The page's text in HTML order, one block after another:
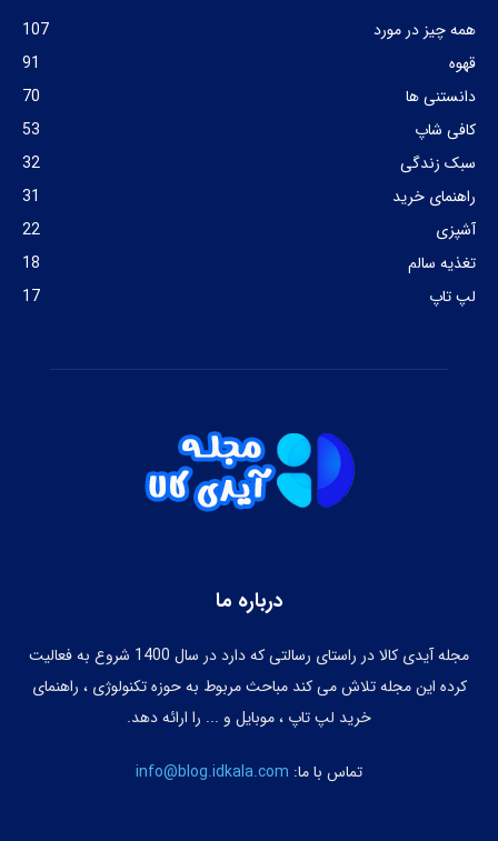
همه چیز در مورد
107
قهوه
91
دانستنی ها
70
کافی شاپ
53
سبک زندگی
32
راهنمای خرید
31
آشپزی
22
تغذیه سالم
18
لپ تاپ
17
درباره ما
مجله آیدی کالا در راستای رسالتی که دارد در سال 1400 شروع به فعالیت
کرده این مجله تلاش می کند مباحث مربوط به حوزه تکنولوژی ، راهنمای
خرید لپ تاپ ، موبایل و ... را ارائه دهد.
تماس با ما: info@blog.idkala.com